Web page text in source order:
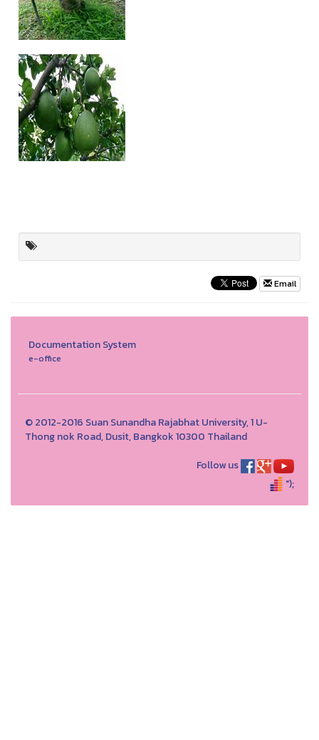
Email
Documentation System
e-office
© 2012-2016 Suan Sunandha Rajabhat University, 1 U-
Thong nok Road, Dusit, Bangkok 10300 Thailand
Follow us
");